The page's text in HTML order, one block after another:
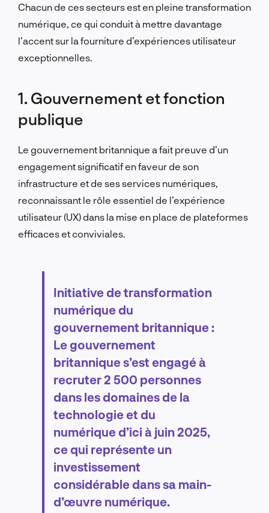
Chacun de ces secteurs est en pleine transformation
numérique, ce qui conduit à mettre davantage
l’accent sur la fourniture d’expériences utilisateur
exceptionnelles.
1. Gouvernement et fonction
publique
Le gouvernement britannique a fait preuve d’un
engagement significatif en faveur de son
infrastructure et de ses services numériques,
reconnaissant le rôle essentiel de l’expérience
utilisateur (UX) dans la mise en place de plateformes
efficaces et conviviales.
Initiative de transformation
numérique du
gouvernement britannique :
Le gouvernement
britannique s’est engagé à
recruter 2 500 personnes
dans les domaines de la
technologie et du
numérique d’ici à juin 2025,
ce qui représente un
investissement
considérable dans sa main-
d’œuvre numérique.